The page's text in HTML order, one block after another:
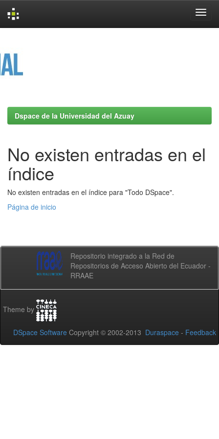
Dspace de la Universidad del Azuay
No existen entradas en el
índice
No existen entradas en el índice para "Todo DSpace".
Página de inicio
Repositorio integrado a la Red de
Repositorios de Acceso Abierto del Ecuador -
RRAAE
Theme by
DSpace Software Copyright © 2002-2013 Duraspace - Feedback